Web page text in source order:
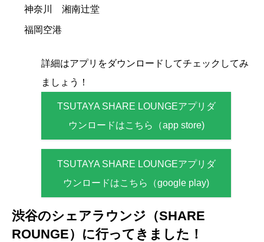
神奈川 湘南辻堂
福岡空港
詳細はアプリをダウンロードしてチェックしてみ
ましょう！
TSUTAYA SHARE LOUNGEアプリダ
ウンロードはこちら（app store)
TSUTAYA SHARE LOUNGEアプリダ
ウンロードはこちら（google play)
渋谷のシェアラウンジ（SHARE
ROUNGE）に行ってきました！